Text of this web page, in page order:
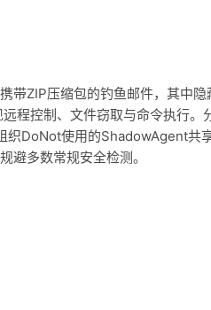
带ZIP压缩包的钓鱼邮件，其中隐
程控制、文件窃取与命令执行。
织DoNot使用的ShadowAgent共
避多数常规安全检测。